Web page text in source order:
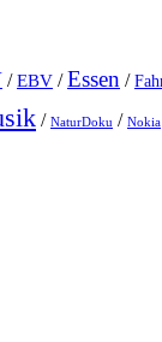
/EBV /Essen /
/ NaturDoku / Nokia